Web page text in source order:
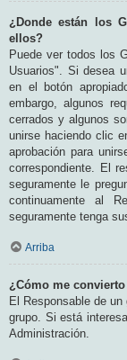
¿Donde están los
ellos?
Puede ver todos los
Usuarios". Si desea
en el botón
embargo, algunos
cerrados y algunos
unirse haciendo clic
aprobación para
correspondiente. El
seguramente le
continuamente al
seguramente tenga
Arriba
¿Cómo me
El Responsable de
grupo. Si está
Administración.